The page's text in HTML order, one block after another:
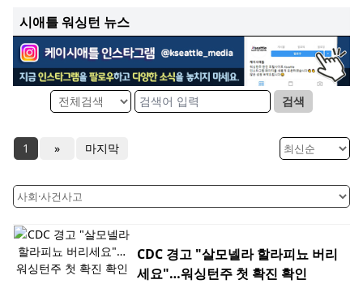
시애틀 워싱턴 뉴스
검색
1 » 마지막
CDC 경고 "살모넬라 할라피뇨 버리
세요"…워싱턴주 첫 확진 확인